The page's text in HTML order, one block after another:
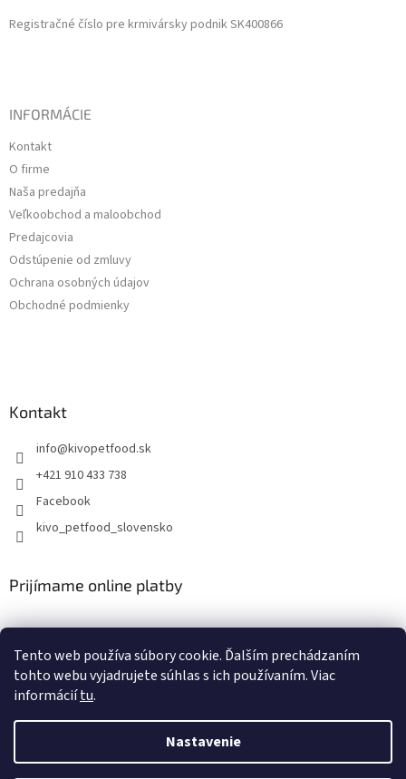
Tento web používa súbory cookie. Ďalším prechádzaním
tohto webu vyjadrujete súhlas s ich používaním. Viac
informáciítu.
Nastavenie
Registračné číslo pre krmivársky podnik SK400866
INFORMÁCIE
Kontakt
O firme
Naša predajňa
Veľkoobchod a maloobchod
Predajcovia
Odstúpenie od zmluvy
Ochrana osobných údajov
Obchodné podmienky
Kontakt
info@kivopetfood.sk
+421 910 433 738
Facebook
kivo_petfood_slovensko
Prijímame online platby
Copyright 2026Doprajte svojim štvornohým miláčikom